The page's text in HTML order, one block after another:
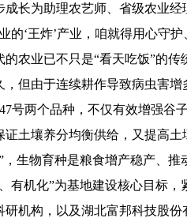
成长为助理农艺师、省级农业
‘王炸’产业，咱就得用心守护
业已不只是“看天吃饭”的传
，但由于连续耕作导致病虫害
号两个品种，不仅有效增强谷
证土壤养分均衡供给，又提高
物育种是粮食增产稳产、推
有机化”为基地建设核心目标
研机构，以及湖北富邦科技股